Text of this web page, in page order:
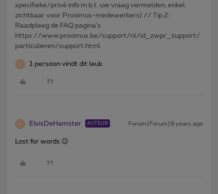
specifieke/privé info m.b.t. uw vraag vermelden, enkel
zichtbaar voor Proximus-medewerkers) // Tip 2:
Raadpleeg de FAQ pagina's
https://www.proximus.be/support/nl/id_zwpr_support/
particulieren/support.html
E 1 persoon vindt dit leuk
E ElvisDeHamster AUTEUR Forum|Forum|8 years ago
Lost for words 😉